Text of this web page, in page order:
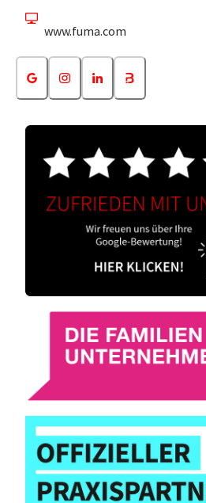
www.fuma.com